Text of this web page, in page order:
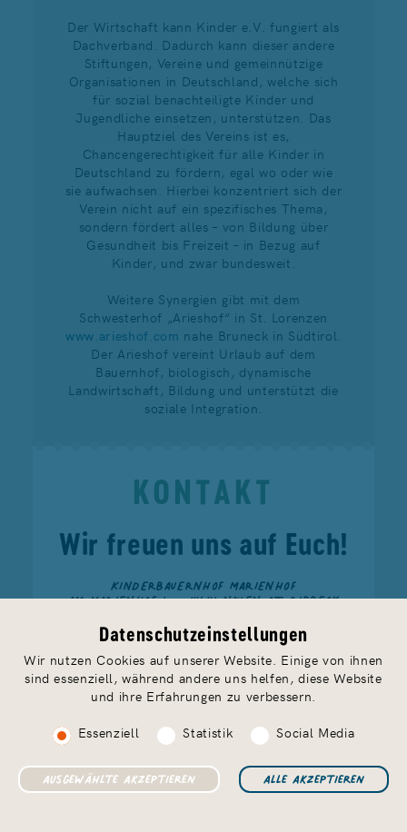
Der Wirtschaft kann Kinder e.V. fungiert als
Dachverband. Dadurch kann dieser andere
Stiftungen, Vereine und gemeinnützige
Organisationen in Deutschland, welche sich
für sozial benachteiligte Kinder und
Jugendliche einsetzen, unterstützen. Das
Hauptziel des Vereins ist es,
Chancengerechtigkeit für alle Kinder in
Deutschland zu fördern, egal wo oder wie
sie aufwachsen. Hierbei konzentriert sich der
Verein nicht auf ein spezifisches Thema,
sondern fördert alles – von Bildung über
Gesundheit bis Freizeit – in Bezug auf
Kinder, und zwar bundesweit.
Weitere Synergien gibt mit dem
Schwesterhof „Arieshof“ in St. Lorenzen
www.arieshof.com nahe Bruneck in Südtirol.
Der Arieshof vereint Urlaub auf dem
Bauernhof, biologisch, dynamische
Landwirtschaft, Bildung und unterstützt die
soziale Integration.
KONTAKT
Wir freuen uns auf Euch!
KINDERBAUERNHOF MARIENHOF
AM MARIENHOF 1 — 14641 NAUEN OT RIBBECK
FERIEN@MARIENHOF-RIBBECK.DE
Datenschutzeinstellungen
Wir nutzen Cookies auf unserer Website. Einige von ihnen
sind essenziell, während andere uns helfen, diese Website
und ihre Erfahrungen zu verbessern.
Essenziell
Statistik Social Media